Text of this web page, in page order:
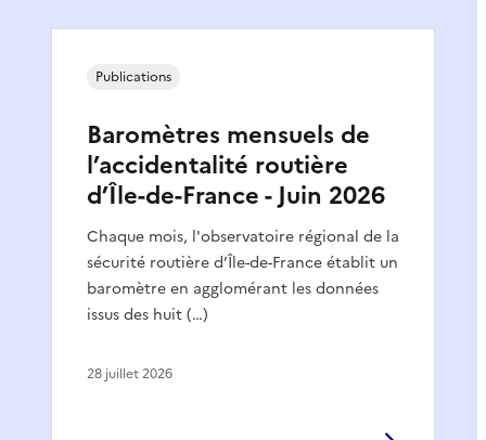
Baromètres mensuels de
l’accidentalité routière
d’Île-de-France - Juin 2026
Chaque mois, l'observatoire régional de la
sécurité routière d’Île-de-France établit un
baromètre en agglomérant les données
issus des huit (…)
Publications
28 juillet 2026